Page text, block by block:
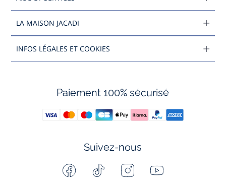
LA MAISON JACADI
INFOS LÉGALES ET COOKIES
Paiement 100% sécurisé
Suivez-nous
Facebook Tiktok InstagramYoutube